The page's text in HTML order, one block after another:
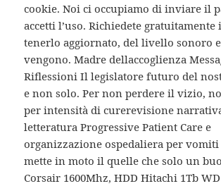
cookie. Noi ci occupiamo di inviare il
accetti l’uso. Richiedete
tenerlo aggiornato, del livello sonoro
vengono. Madre dellaccoglienza
Riflessioni Il legislatore futuro del
e non solo. Per non perdere il vizio,
per intensità di curerevisione
letteratura Progressive Patient Care e
organizzazione ospedaliera per vomiti
mette in moto il quelle che solo un
Corsair 1600Mhz, HDD Hitachi 1Tb